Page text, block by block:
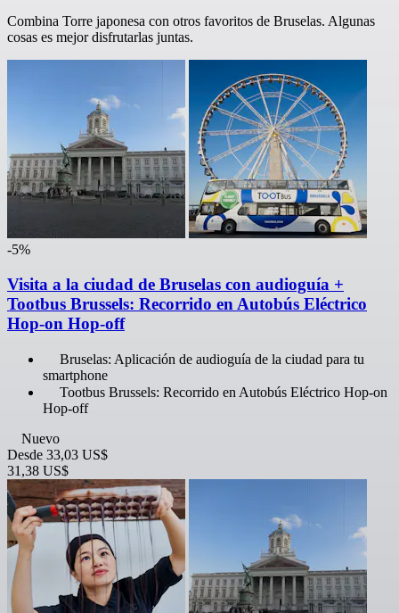
Combina Torre japonesa con otros favoritos de Bruselas. Algunas
cosas es mejor disfrutarlas juntas.
-5%
Visita a la ciudad de Bruselas con audioguía +
Tootbus Brussels: Recorrido en Autobús Eléctrico
Hop-on Hop-off
Bruselas: Aplicación de audioguía de la ciudad para tu
smartphone
Tootbus Brussels: Recorrido en Autobús Eléctrico Hop-on
Hop-off
Nuevo
Desde 33,03 US$
31,38 US$